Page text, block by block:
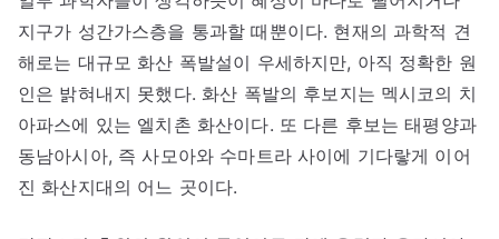
지구가 성간가스층을 통과할 때뿐이다. 현재의 과학적 견
해로는 대규모 화산 폭발설이 우세하지만, 아직 정확한 원
인은 밝혀내지 못했다. 화산 폭발의 후보지는 멕시코의 치
아파스에 있는 엘치촌 화산이다. 또 다른 후보는 태평양과
동남아시아, 즉 사모아와 수마트라 사이에 기다랗게 이어
진 화산지대의 어느 곳이다.